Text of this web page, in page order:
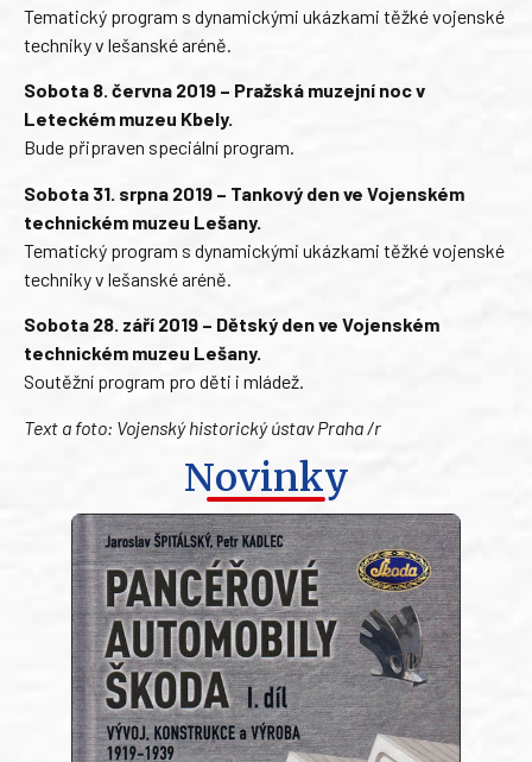
Tematický program s dynamickými ukázkami těžké vojenské
techniky v lešanské aréně.
Sobota 8. června 2019 – Pražská muzejní noc v
Leteckém muzeu Kbely.
Bude připraven speciální program.
Sobota 31. srpna 2019 – Tankový den ve Vojenském
technickém muzeu Lešany.
Tematický program s dynamickými ukázkami těžké vojenské
techniky v lešanské aréně.
Sobota 28. září 2019 – Dětský den ve Vojenském
technickém muzeu Lešany.
Soutěžní program pro děti i mládež.
Text a foto: Vojenský historický ústav Praha /r
Novinky